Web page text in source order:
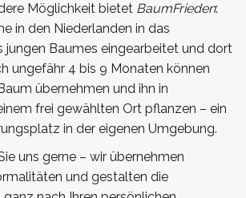
Möglichkeit bietet BaumFrieden:
in den Niederlanden in das
jungen Baumes eingearbeitet und dort
ungefähr 4 bis 9 Monaten können
übernehmen und ihn in
frei gewählten Ort pflanzen – ein
in der eigenen Umgebung.
uns gerne – wir übernehmen
und gestalten die